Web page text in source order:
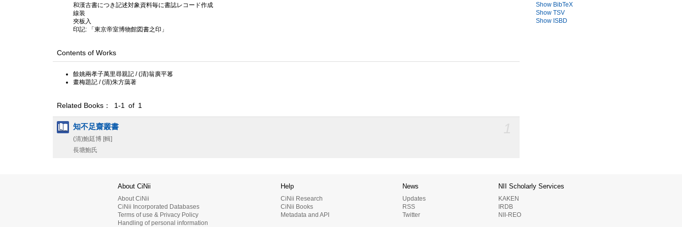
和漢古書につき記述対象資料毎に書誌レコード作成
線装
夾板入
印記: 「東京帝室博物館図書之印」
Contents of Works
餘姚兩孝子萬里尋親記 / (清)翁廣平篹
畫梅題記 / (清)朱方藹著
Related Books： 1-1 of 1
知不足齋叢書
(清)鮑廷博 [輯]
長塘鮑氏
Show BibTeX
Show TSV
Show ISBD
About CiNii
About CiNii
CiNii Incorporated Databases
Terms of use & Privacy Policy
Handling of personal information
Help
CiNii Research
CiNii Books
Metadata and API
News
Updates
RSS
Twitter
NII Scholarly Services
KAKEN
IRDB
NII-REO